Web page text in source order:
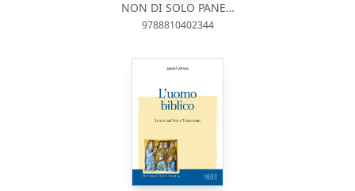
NON DI SOLO PANE…
9788810402344